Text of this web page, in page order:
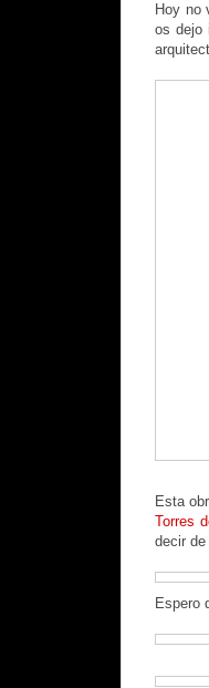
Hoy no
os dejo
Esta
Torres
decir
Espero